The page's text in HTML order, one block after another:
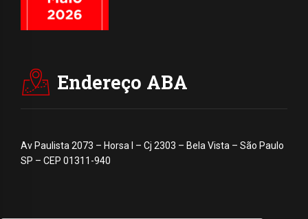
Endereço ABA
Av Paulista 2073 – Horsa I – Cj 2303 – Bela Vista – São Paulo
SP – CEP 01311-940